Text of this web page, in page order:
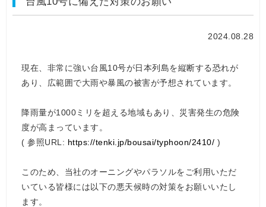
2024.08.28
現在、非常に強い台風10号が日本列島を縦断する恐れが
あり、広範囲で大雨や暴風の被害が予想されています。
降雨量が1000ミリを超える地域もあり、災害発生の危険
度が高まっています。
( 参照URL: https://tenki.jp/bousai/typhoon/2410/ )
このため、当社のオーニングやパラソルをご利用いただ
いている皆様には以下の悪天候時の対策をお願いいたし
ます。